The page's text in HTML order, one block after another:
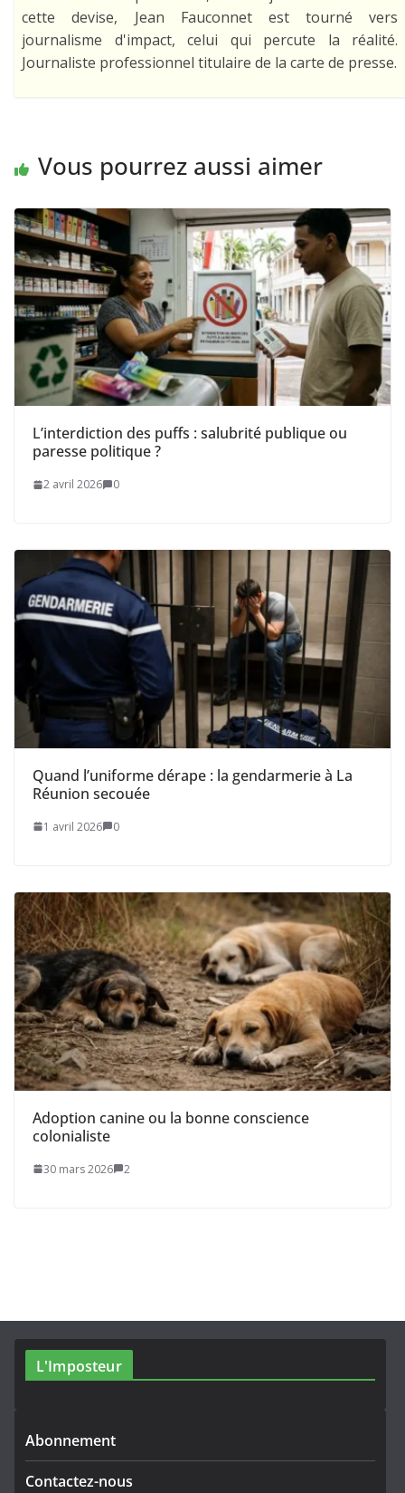
cette devise, Jean Fauconnet est tourné vers
journalisme d'impact, celui qui percute la réalité.
Journaliste professionnel titulaire de la carte de presse.
Vous pourrez aussi aimer
L’interdiction des puffs : salubrité publique ou
paresse politique ?
2 avril 2026 0
Quand l’uniforme dérape : la gendarmerie à La
Réunion secouée
1 avril 2026 0
Adoption canine ou la bonne conscience
colonialiste
30 mars 2026 2
L'Imposteur
Abonnement
Contactez-nous